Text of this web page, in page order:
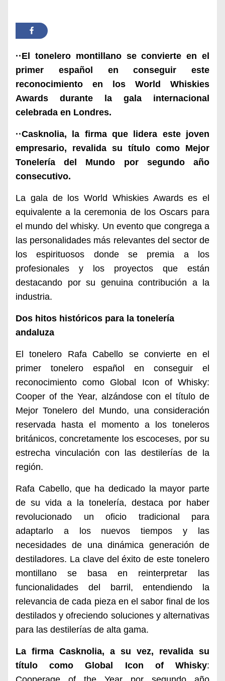
··El tonelero montillano se convierte en el
primer español en conseguir este
reconocimiento en los World Whiskies
Awards durante la gala internacional
celebrada en Londres.
··Casknolia, la firma que lidera este joven
empresario, revalida su título como Mejor
Tonelería del Mundo por segundo año
consecutivo.
La gala de los World Whiskies Awards es el
equivalente a la ceremonia de los Oscars para
el mundo del whisky. Un evento que congrega a
las personalidades más relevantes del sector de
los espirituosos donde se premia a los
profesionales y los proyectos que están
destacando por su genuina contribución a la
industria.
Dos hitos históricos para la tonelería
andaluza
El tonelero Rafa Cabello se convierte en el
primer tonelero español en conseguir el
reconocimiento como Global Icon of Whisky:
Cooper of the Year, alzándose con el título de
Mejor Tonelero del Mundo, una consideración
reservada hasta el momento a los toneleros
británicos, concretamente los escoceses, por su
estrecha vinculación con las destilerías de la
región.
Rafa Cabello, que ha dedicado la mayor parte
de su vida a la tonelería, destaca por haber
revolucionado un oficio tradicional para
adaptarlo a los nuevos tiempos y las
necesidades de una dinámica generación de
destiladores. La clave del éxito de este tonelero
montillano se basa en reinterpretar las
funcionalidades del barril, entendiendo la
relevancia de cada pieza en el sabor final de los
destilados y ofreciendo soluciones y alternativas
para las destilerías de alta gama.
La firma Casknolia, a su vez, revalida su
título como Global Icon of Whisky: